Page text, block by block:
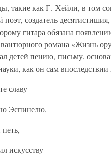
такие как Г. Хейли, в том
поэт, создатель
гитара обязана
романа «Жизнь
детей пению, письму,
как он сам
славу
Эспинелю,
искусству